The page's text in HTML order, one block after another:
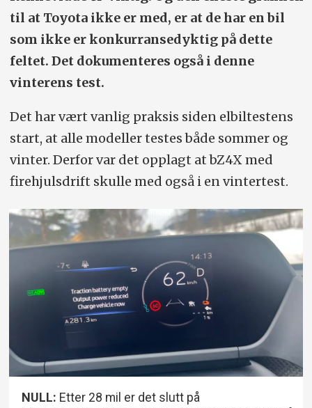
til at Toyota ikke er med, er at de har en bil
som ikke er konkurransedyktig på dette
feltet. Det dokumenteres også i denne
vinterens test.
Det har vært vanlig praksis siden elbiltestens
start, at alle modeller testes både sommer og
vinter. Derfor var det opplagt at bZ4X med
firehjulsdrift skulle med også i en vintertest.
NULL: Etter 28 mil er det slutt på